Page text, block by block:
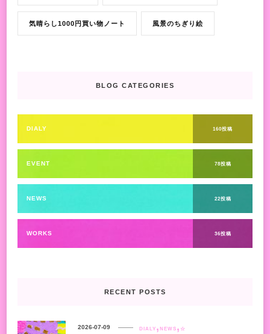
気晴らし1000円買い物ノート 風景のちぎり絵
BLOG CATEGORIES
DIALY 160投稿
EVENT 78投稿
NEWS 22投稿
WORKS 36投稿
RECENT POSTS
DIALY NEWS ☆
2026-07-09